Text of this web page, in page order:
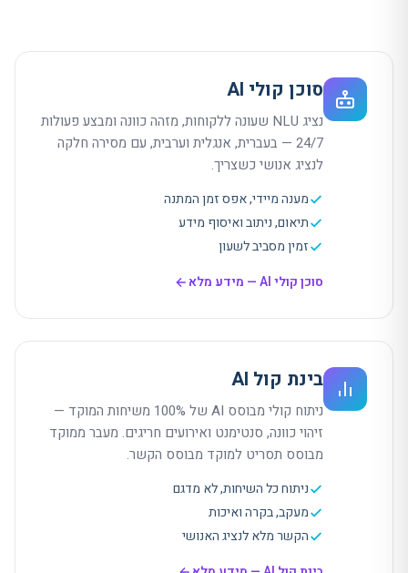
סוכן קולי AI
נציג NLU שעונה ללקוחות, מזהה כוונה ומבצע פעולות
24/7 — בעברית, אנגלית וערבית, עם מסירה חלקה
לנציג אנושי כשצריך.
מענה מיידי, אפס זמן המתנה
תיאום, ניתוב ואיסוף מידע
זמין מסביב לשעון
סוכן קולי AI
— מידע מלא
בינת קול AI
ניתוח קולי מבוסס AI של 100% משיחות המוקד —
זיהוי כוונה, סנטימנט ואירועים חריגים. מעבר ממוקד
מבוסס תסריט למוקד מבוסס הקשר.
ניתוח כל השיחות, לא מדגם
מעקב, בקרה ואיכות
הקשר מלא לנציג האנושי